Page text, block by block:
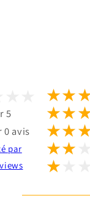
5
0 avis
par